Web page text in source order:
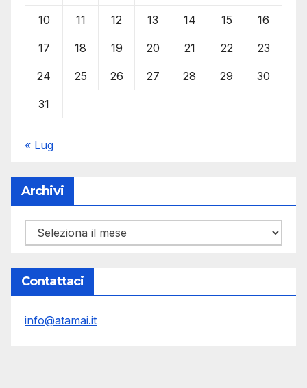
10 11 12 13 14 15 16
17 18 19 20 21 22 23
24 25 26 27 28 29 30
31
« Lug
Archivi
Archivi
Contattaci
info@atamai.it